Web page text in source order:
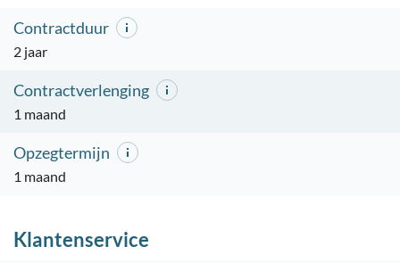
Contractduur
2 jaar
Contractverlenging
1 maand
Opzegtermijn
1 maand
Klantenservice